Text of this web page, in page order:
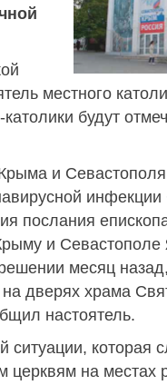
местного
будут
и Севастополя
послания
и Севастополе
месяц
дверях храма
настоятель.
ситуации, которая
церквям на местах